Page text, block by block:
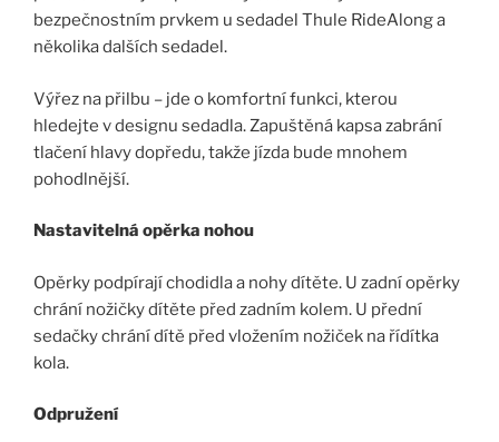
bezpečnostním prvkem u sedadel Thule RideAlong a
několika dalších sedadel.
Výřez na přilbu – jde o komfortní funkci, kterou
hledejte v designu sedadla. Zapuštěná kapsa zabrání
tlačení hlavy dopředu, takže jízda bude mnohem
pohodlnější.
Nastavitelná opěrka nohou
Opěrky podpírají chodidla a nohy dítěte. U zadní opěrky
chrání nožičky dítěte před zadním kolem. U přední
sedačky chrání dítě před vložením nožiček na řídítka
kola.
Odpružení